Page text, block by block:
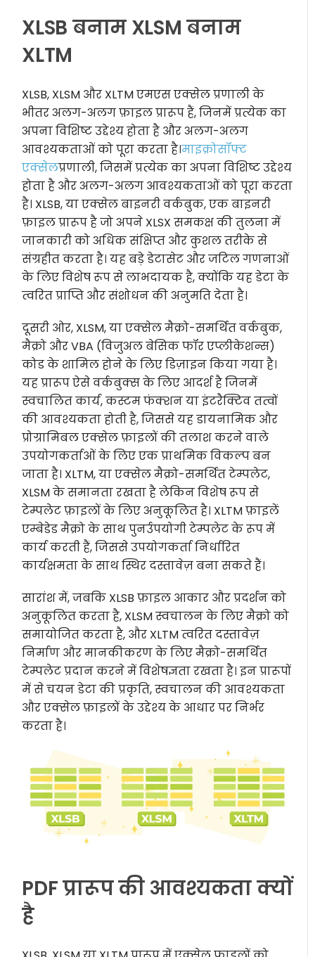
XLSB बनाम XLSM बनाम
XLTM
XLSB, XLSM और XLTM एमएस एक्सेल प्रणाली के
भीतर अलग-अलग फ़ाइल प्रारूप हैं, जिनमें प्रत्येक का
अपना विशिष्ट उद्देश्य होता है और अलग-अलग
आवश्यकताओं को पूरा करता है।माइक्रोसॉफ्ट
एक्सेलप्रणाली, जिसमें प्रत्येक का अपना विशिष्ट उद्देश्य
होता है और अलग-अलग आवश्यकताओं को पूरा करता
है। XLSB, या एक्सेल बाइनरी वर्कबुक, एक बाइनरी
फ़ाइल प्रारूप है जो अपने XLSX समकक्ष की तुलना में
जानकारी को अधिक संक्षिप्त और कुशल तरीके से
संग्रहीत करता है। यह बड़े डेटासेट और जटिल गणनाओं
के लिए विशेष रूप से लाभदायक है, क्योंकि यह डेटा के
त्वरित प्राप्ति और संशोधन की अनुमति देता है।
दूसरी ओर, XLSM, या एक्सेल मैक्रो-समर्थित वर्कबुक,
मैक्रो और VBA (विजुअल बेसिक फॉर एप्लीकेशन्स)
कोड के शामिल होने के लिए डिज़ाइन किया गया है।
यह प्रारूप ऐसे वर्कबुक्स के लिए आदर्श है जिनमें
स्वचालित कार्य, कस्टम फंक्शन या इंटरैक्टिव तत्वों
की आवश्यकता होती है, जिससे यह डायनामिक और
प्रोग्रामिबल एक्सेल फ़ाइलों की तलाश करने वाले
उपयोगकर्ताओं के लिए एक प्राथमिक विकल्प बन
जाता है। XLTM, या एक्सेल मैक्रो-समर्थित टेम्पलेट,
XLSM के समानता रखता है लेकिन विशेष रूप से
टेम्पलेट फ़ाइलों के लिए अनुकूलित है। XLTM फ़ाइलें
एम्बेडेड मैक्रो के साथ पुनर्उपयोगी टेम्पलेट के रूप में
कार्य करती हैं, जिससे उपयोगकर्ता निर्धारित
कार्यक्षमता के साथ स्थिर दस्तावेज़ बना सकते हैं।
सारांश में, जबकि XLSB फ़ाइल आकार और प्रदर्शन को
अनुकूलित करता है, XLSM स्वचालन के लिए मैक्रो को
समायोजित करता है, और XLTM त्वरित दस्तावेज़
निर्माण और मानकीकरण के लिए मैक्रो-समर्थित
टेम्पलेट प्रदान करने में विशेषज्ञता रखता है। इन प्रारूपों
में से चयन डेटा की प्रकृति, स्वचालन की आवश्यकता
और एक्सेल फ़ाइलों के उद्देश्य के आधार पर निर्भर
करता है।
PDF प्रारूप की आवश्यकता क्यों
है